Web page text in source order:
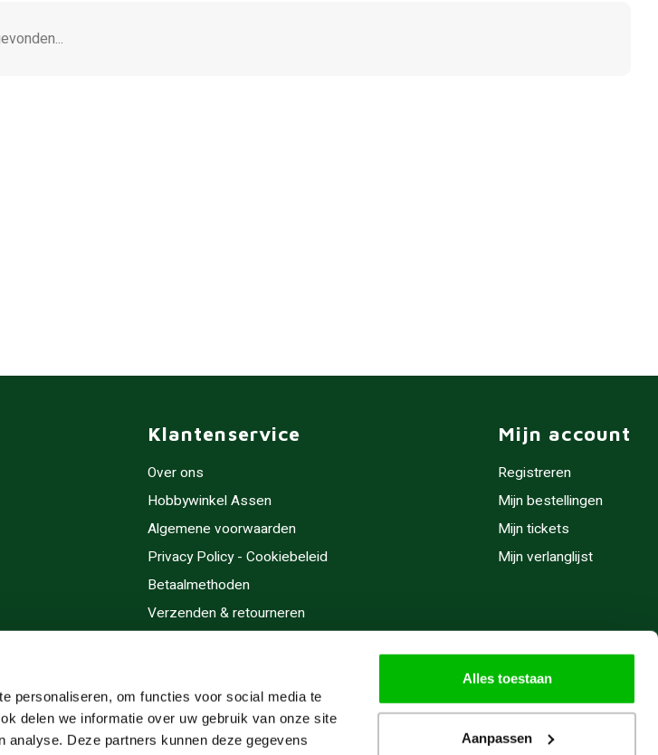
personaliseren, om functies voor social media te
delen we informatie over uw gebruik van onze site
Deze partners kunnen deze gegevens
Alles toestaan
Aanpassen
Klantenservice
Over ons
Hobbywinkel Assen
Algemene voorwaarden
Privacy Policy - Cookiebeleid
Betaalmethoden
Verzenden & retourneren
Cadeaubonnen
Inlijsten
Mijn account
Registreren
Mijn bestellingen
Mijn tickets
Mijn verlanglijst